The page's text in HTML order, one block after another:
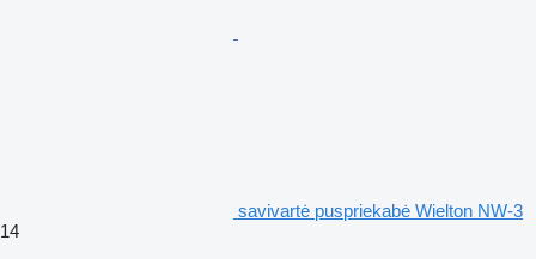
savivartė puspriekabė Wielton NW-3
14